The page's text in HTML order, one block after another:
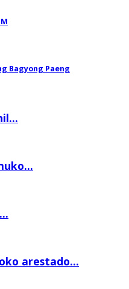
Bagyong Paeng
arestado...